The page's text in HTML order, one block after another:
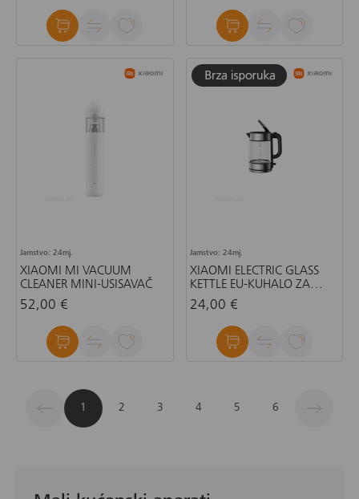
Jamstvo: 24mj.
XIAOMI MI VACUUM
CLEANER MINI-USISAVAČ
52,00 €
Jamstvo: 24mj.
XIAOMI ELECTRIC GLASS
KETTLE EU-KUHALO ZA
VODU
24,00 €
1 2 3 4 5 6